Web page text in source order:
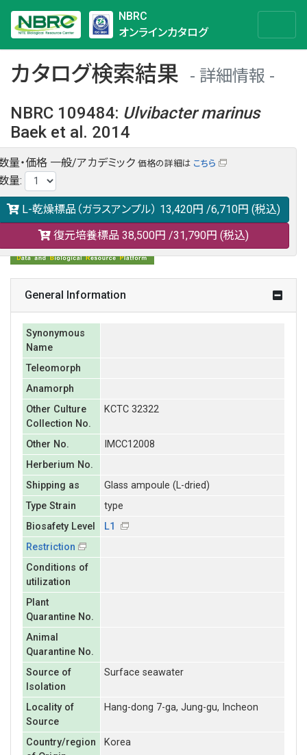
NBRC
オンラインカタログ
カタログ検索結果
詳細情報
NBRC 109484: Ulvibacter marinus
Baek et al. 2014
NBRC 109484の情報や関連データは以下のバナー(DBRP)か
らご覧ください。
日本語での検索も可能です。
量・価格 一般/アカデミック 価格の詳細は こちら
量:
L-乾燥標品（ガラスアンプル） 13,420円 /6,710円 (税込)
復元培養標品 38,500円 /31,790円 (税込)
General Information
Synonymous
Name
Teleomorph
Anamorph
Other Culture
Collection No.
KCTC 32322
Other No.
IMCC12008
Herberium No.
Shipping as
Glass ampoule (L-dried)
Type Strain
type
Biosafety Level
L1
Restriction
Conditions of
utilization
Plant
Quarantine No.
Animal
Quarantine No.
Source of
Isolation
Surface seawater
Locality of
Source
Hang-dong 7-ga, Jung-gu, Incheon
Country/region
Korea